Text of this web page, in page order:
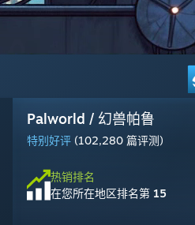
《漫威斗魂》
褒贬不一 (1,474 篇评测)
热销排名
在您所在地区排名第 1
Ragnarok: The New World
多半差评 (558 篇评测)
热销排名
在您所在地区排名第 25
Wuthering Waves
多半好评 (1,435 篇评测)
热销排名
在您所在地区排名第 23
Big Walk
特别好评 (4,318 篇评测)
热销排名
在您所在地区排名第 4
Palworld / 幻兽帕鲁
特别好评 (102,280 篇评测)
热销排名
在您所在地区排名第 15
Gears of War: E-Day
发行日期: 2026 年 10 月 6 日
立即预购
即将推出：2026 年 10 月 6 日
Fallout 76
褒贬不一 (7,490 篇评测)
热销排名
在您所在地区排名第 20
《上古卷轴®OL》
多半好评 (6,803 篇评测)
热销排名
在您所在地区排名第 22
Steam Machine
在您所在地区排名
黎明杀机
褒贬不一 (95,460 篇评测)
热销排名
在您所在地区排名第 21
Counter-Strike 2
特别好评 (1,405,448 篇评测)
热销排名
在您所在地区排名第 3
Apex Legends™
褒贬不一 (267,861 篇评测)
热销排名
在您所在地区排名第 7